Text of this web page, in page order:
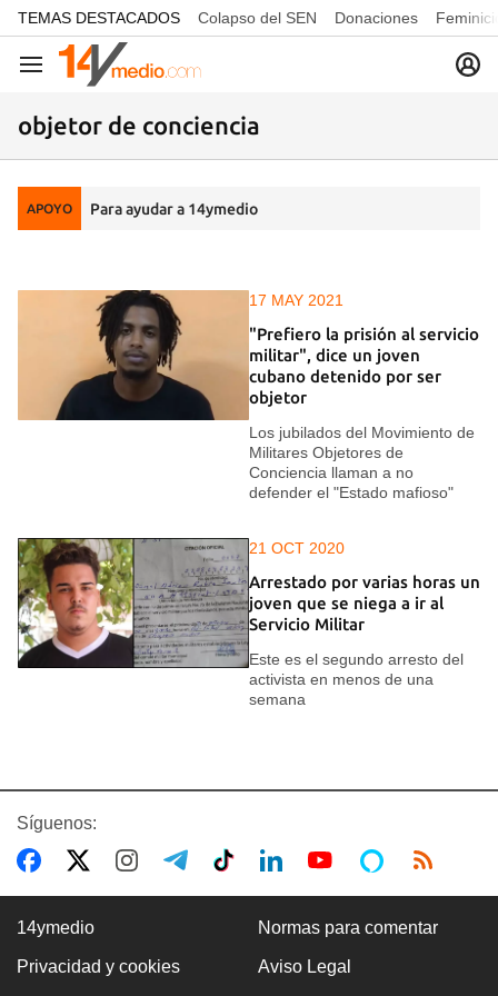
common.go-to-content
TEMAS DESTACADOS Colapso del SEN Donaciones
Navegación
objetor de conciencia
APOYO Para ayudar a 14ymedio
17 MAY 2021
"Prefiero la prisión al servicio
militar", dice un joven
cubano detenido por ser
objetor
Los jubilados del Movimiento de
Militares Objetores de
Conciencia llaman a no
defender el "Estado mafioso"
21 OCT 2020
Arrestado por varias horas un
joven que se niega a ir al
Servicio Militar
Este es el segundo arresto del
activista en menos de una
semana
Síguenos:
14ymedio Normas para comentar
Privacidad y cookies Aviso Legal